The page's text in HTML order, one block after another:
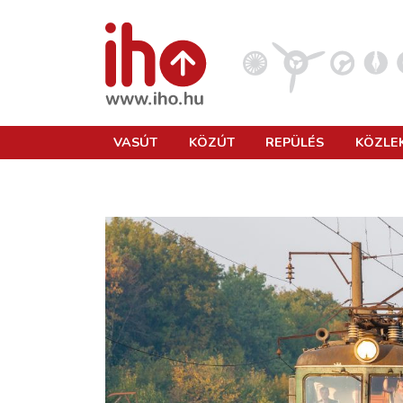
REPÜLÉS
KÖZLEKEDÉSFEJLESZTÉS
ELLÁTÁSI LÁNC
VASÚT KÖZÚT REPÜLÉS